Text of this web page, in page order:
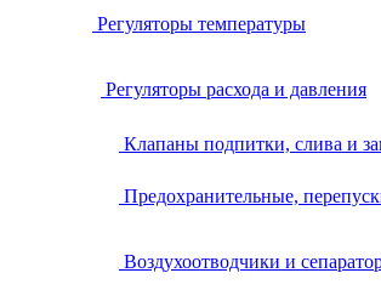
Регуляторы температуры
Регуляторы расхода и давления
Клапаны подпитки, слива и
Предохранительные,
Воздухоотводчики и